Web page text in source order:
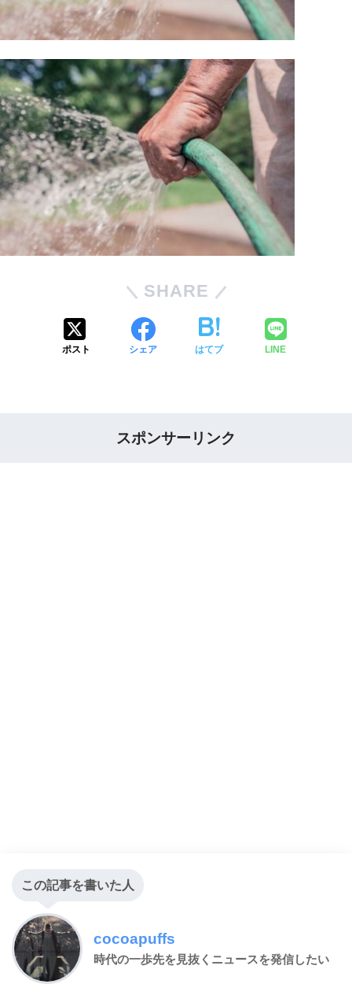
SHARE
ポスト シェア はてブ LINE
スポンサーリンク
この記事を書いた人
cocoapuffs
時代の一歩先を見抜くニュースを発信したい